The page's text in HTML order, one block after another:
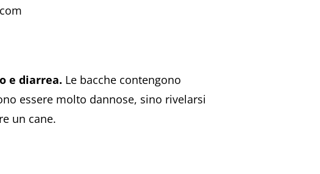
e diarrea. Le bacche contengono
essere molto dannose, sino rivelarsi
un cane.